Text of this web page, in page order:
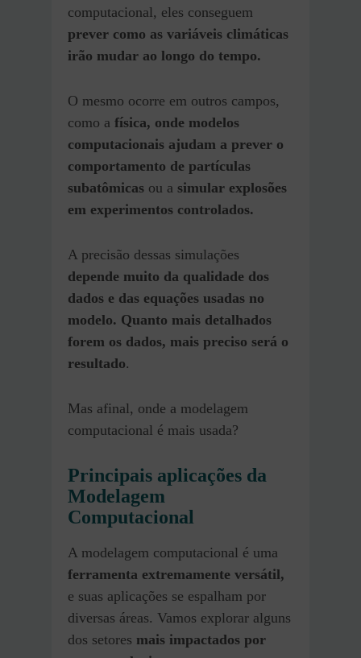
computacional, eles conseguem
prever como as variáveis climáticas
irão mudar ao longo do tempo.
O mesmo ocorre em outros campos,
como a física, onde modelos
computacionais ajudam a prever o
comportamento de partículas
subatômicas ou a simular explosões
em experimentos controlados.
A precisão dessas simulações
depende muito da qualidade dos
dados e das equações usadas no
modelo. Quanto mais detalhados
forem os dados, mais preciso será o
resultado.
Mas afinal, onde a modelagem
computacional é mais usada?
Principais aplicações da
Modelagem
Computacional
A modelagem computacional é uma
ferramenta extremamente versátil,
e suas aplicações se espalham por
diversas áreas. Vamos explorar alguns
dos setores mais impactados por